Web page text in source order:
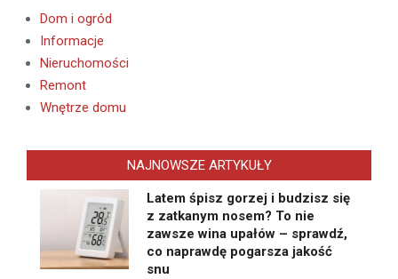
Dom i ogród
Informacje
Nieruchomości
Remont
Wnętrze domu
NAJNOWSZE ARTYKUŁY
Latem śpisz gorzej i budzisz się
z zatkanym nosem? To nie
zawsze wina upałów – sprawdź,
co naprawdę pogarsza jakość
snu